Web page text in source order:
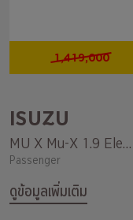
1,419,000
ISUZU
MU X Mu-X 1.9 Elegant
Passenger
ดูข้อมูลเพิ่มเติม